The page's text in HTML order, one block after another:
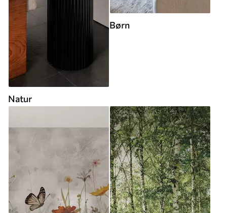
Natur
Børn